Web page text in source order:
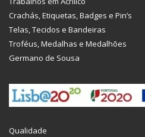
Crachás, Etiquetas, Badges e Pin’s
Telas, Tecidos e Bandeiras
Troféus, Medalhas e Medalhões
Germano de Sousa
Qualidade